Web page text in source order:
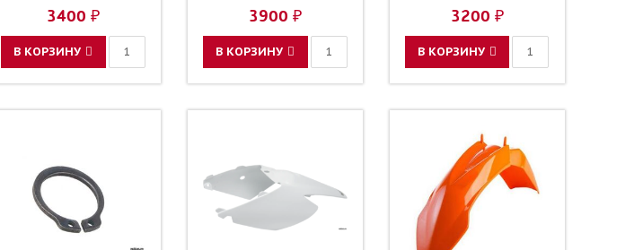
3400 ₽
В КОРЗИНУ
3900 ₽
В КОРЗИНУ
3200 ₽
В КОРЗИНУ